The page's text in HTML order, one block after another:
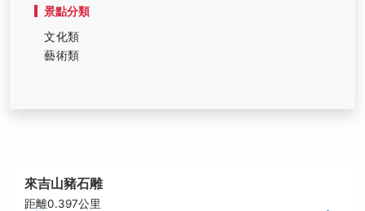
景點分類
文化類
藝術類
來吉山豬石雕
距離0.397公里